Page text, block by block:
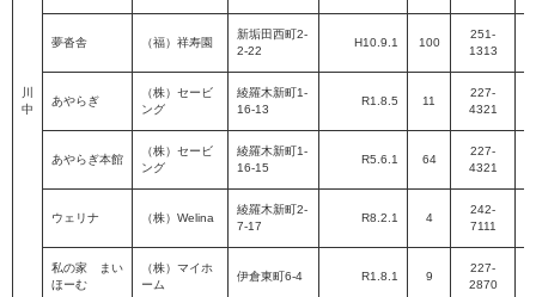
川
中
夢沓舎​ （福）祥寿園​
新垢田西町2-
2-22​
H10.9.1 100
251-
1313​
あやらぎ​
（株）セービ
ング​
綾羅木新町1-
16-13​
R1.8.5 11
227-
4321​
あやらぎ本館
（株）セービ
ング
綾羅木新町1-
16-15
R5.6.1 64
227-
4321
ウェリナ （株）Welina
綾羅木新町2-
7-17
R8.2.1 4
242-
7111
私の家 まい
ほーむ
（株）マイホ
ーム
伊倉東町6-4 R1.8.1 9
227-
2870